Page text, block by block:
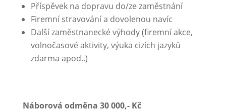
Příspěvek na dopravu do/ze zaměstnání
Firemní stravování a dovolenou navíc
Další zaměstnanecké výhody (firemní akce,
volnočasové aktivity, výuka cizích jazyků
zdarma apod..)
Náborová odměna 30 000,- Kč